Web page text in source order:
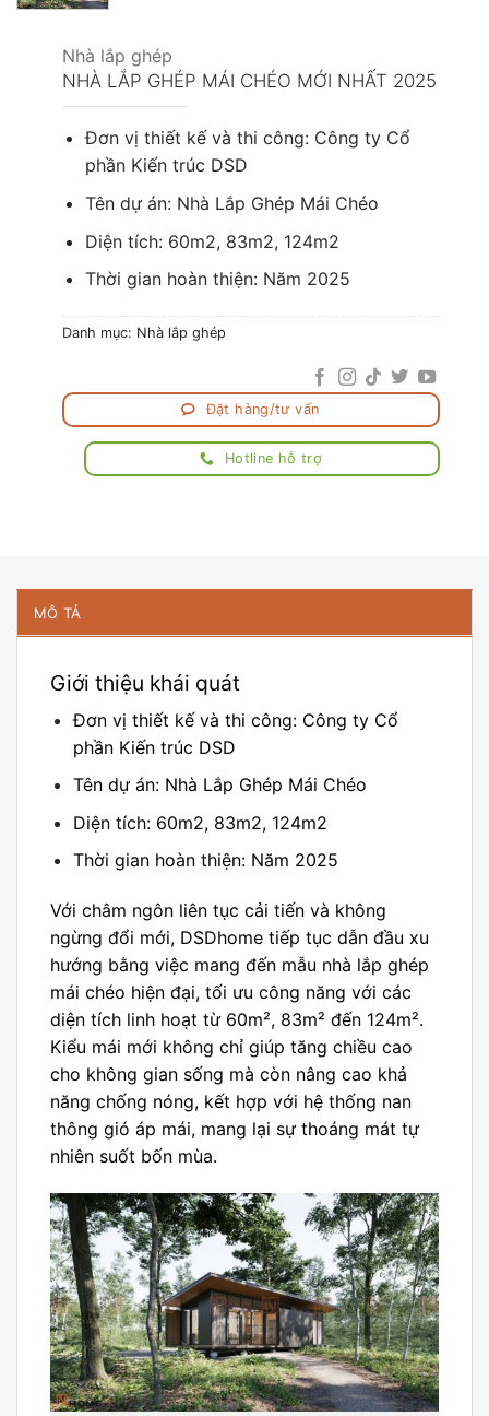
Nhà lắp ghép
NHÀ LẮP GHÉP MÁI CHÉO MỚI NHẤT 2025
Đơn vị thiết kế và thi công: Công ty Cổ
phần Kiến trúc DSD
Tên dự án: Nhà Lắp Ghép Mái Chéo
Diện tích: 60m2, 83m2, 124m2
Thời gian hoàn thiện: Năm 2025
Danh mục: Nhà lắp ghép
Đặt hàng/tư vấn
Hotline hỗ trợ
MÔ TẢ
Giới thiệu khái quát
Đơn vị thiết kế và thi công: Công ty Cổ
phần Kiến trúc DSD
Tên dự án: Nhà Lắp Ghép Mái Chéo
Diện tích: 60m2, 83m2, 124m2
Thời gian hoàn thiện: Năm 2025
Với châm ngôn liên tục cải tiến và không
ngừng đổi mới, DSDhome tiếp tục dẫn đầu xu
hướng bằng việc mang đến mẫu nhà lắp ghép
mái chéo hiện đại, tối ưu công năng với các
diện tích linh hoạt từ 60m², 83m² đến 124m².
Kiểu mái mới không chỉ giúp tăng chiều cao
cho không gian sống mà còn nâng cao khả
năng chống nóng, kết hợp với hệ thống nan
thông gió áp mái, mang lại sự thoáng mát tự
nhiên suốt bốn mùa.